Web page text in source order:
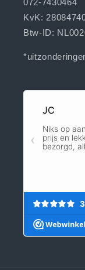
072-7430464
KvK:
Btw-ID: